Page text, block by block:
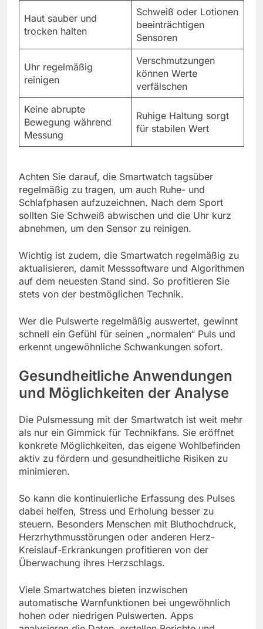
Haut sauber und
trocken halten
Schweiß oder Lotionen
beeinträchtigen
Sensoren
Uhr regelmäßig
reinigen
Verschmutzungen
können Werte
verfälschen
Keine abrupte
Bewegung während
Messung
Ruhige Haltung sorgt
für stabilen Wert
Achten Sie darauf, die Smartwatch tagsüber
regelmäßig zu tragen, um auch Ruhe- und
Schlafphasen aufzuzeichnen. Nach dem Sport
sollten Sie Schweiß abwischen und die Uhr kurz
abnehmen, um den Sensor zu reinigen.
Wichtig ist zudem, die Smartwatch regelmäßig zu
aktualisieren, damit Messsoftware und Algorithmen
auf dem neuesten Stand sind. So profitieren Sie
stets von der bestmöglichen Technik.
Wer die Pulswerte regelmäßig auswertet, gewinnt
schnell ein Gefühl für seinen „normalen“ Puls und
erkennt ungewöhnliche Schwankungen sofort.
Gesundheitliche Anwendungen
und Möglichkeiten der Analyse
Die Pulsmessung mit der Smartwatch ist weit mehr
als nur ein Gimmick für Technikfans. Sie eröffnet
konkrete Möglichkeiten, das eigene Wohlbefinden
aktiv zu fördern und gesundheitliche Risiken zu
minimieren.
So kann die kontinuierliche Erfassung des Pulses
dabei helfen, Stress und Erholung besser zu
steuern. Besonders Menschen mit Bluthochdruck,
Herzrhythmusstörungen oder anderen Herz-
Kreislauf-Erkrankungen profitieren von der
Überwachung ihres Herzschlags.
Viele Smartwatches bieten inzwischen
automatische Warnfunktionen bei ungewöhnlich
hohen oder niedrigen Pulswerten. Apps